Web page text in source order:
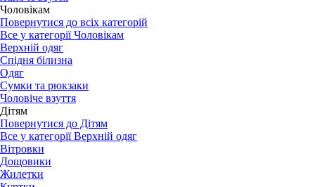
Чоловікам
Повернутися до всіх категорій
Все у категорії Чоловікам
Верхній одяг
Спідня білизна
Одяг
Сумки та рюкзаки
Чоловіче взуття
Дітям
Повернутися до Дітям
Все у категорії Верхній одяг
Вітровки
Дощовики
Жилетки